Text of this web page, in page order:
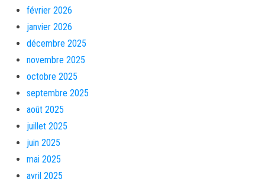
février 2026
janvier 2026
décembre 2025
novembre 2025
octobre 2025
septembre 2025
août 2025
juillet 2025
juin 2025
mai 2025
avril 2025